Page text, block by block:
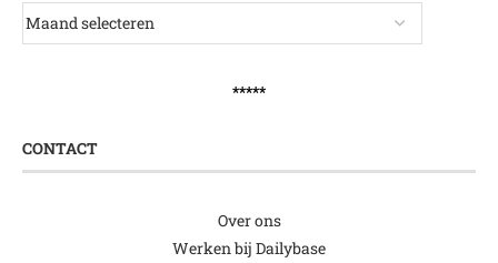
*****
CONTACT
Over ons
Werken bij Dailybase